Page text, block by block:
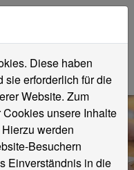
Diese haben
sie erforderlich für die
Website. Zum
unsere Inhalte
werden
Besuchern
Einverständnis in die